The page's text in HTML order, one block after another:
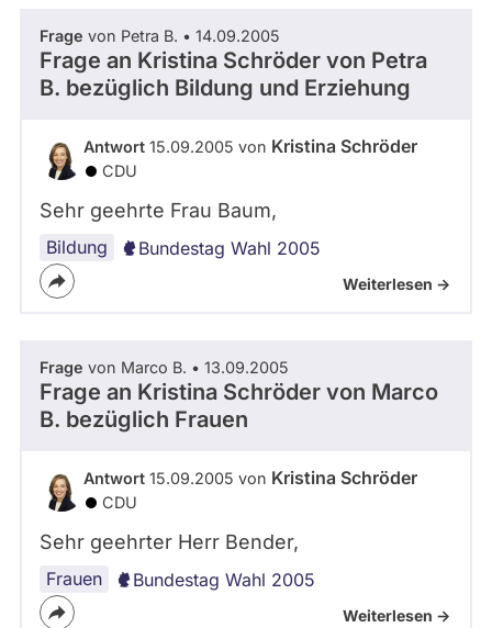
Frage von Petra B. • 14.09.2005
Frage an Kristina Schröder von Petra
B. bezüglich Bildung und Erziehung
Antwort 15.09.2005 von Kristina Schröder
CDU
Sehr geehrte Frau Baum,
Bildung Bundestag Wahl 2005
Weiterlesen ->
Frage von Marco B. • 13.09.2005
Frage an Kristina Schröder von Marco
B. bezüglich Frauen
Antwort 15.09.2005 von Kristina Schröder
CDU
Sehr geehrter Herr Bender,
Frauen Bundestag Wahl 2005
Weiterlesen ->